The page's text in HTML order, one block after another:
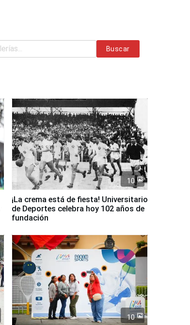
Buscar
10
¡La crema está de fiesta! Universitario
de Deportes celebra hoy 102 años de
fundación
10